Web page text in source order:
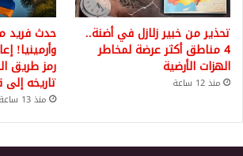
تحذير من خبير زلازل في أضنة..
4 مناطق أكثر عرضة لمخاطر
الهزات الأرضية
منذ 12 ساعة
حدث فريد
وأرمينيا!
رمز طريق
تاريخه
منذ 13 ساعة